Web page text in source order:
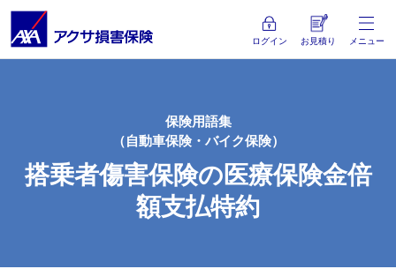
ログイン お見積り メニュー
保険用語集
（自動車保険・バイク保険）
搭乗者傷害保険の医療保険金倍
額支払特約